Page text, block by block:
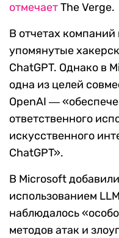
отмечаетThe Verge.
В отчетах компаний
упомянутые
ChatGPT. Однако в
одна из целей
OpenAI ―
ответственного
искусственного
ChatGPT».
В Microsoft
использованием
наблюдалось
методов атак и